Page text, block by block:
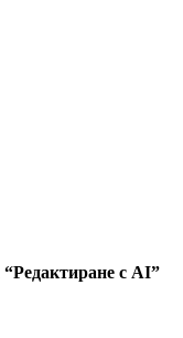
“Редактиране с AI”